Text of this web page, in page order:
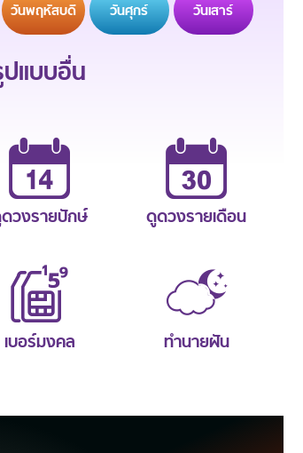
วันพฤหัสบดี วันศุกร์ วันเสาร์
ปแบบอื่น
วงรายปักษ์ ดูดวงรายเดือน
เบอร์มงคล ทำนายฝัน